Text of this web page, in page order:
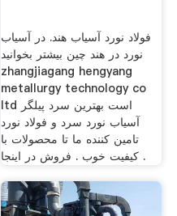
فولاد نورد آسیاب هند. در آسیاب
نورد در هند چین بیشتر بخوانید
zhangjiagang hengyang
metallurgy technology co
ltd است بهترین سرد پیلگر
آسیاب نورد سرد و فولاد نورد
تامین کننده ما تا محصولات با
کیفیت خوب . فروش در اینجا .